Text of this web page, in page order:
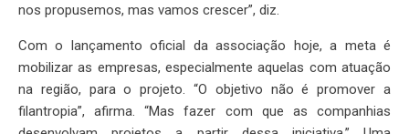
nos propusemos, mas vamos crescer”, diz.
Com o lançamento oficial da associação hoje, a meta é
mobilizar as empresas, especialmente aquelas com atuação
na região, para o projeto. “O objetivo não é promover a
filantropia”, afirma. “Mas fazer com que as companhias